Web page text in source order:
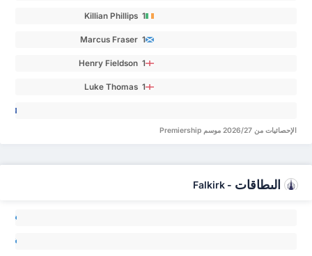
Killian Phillips 1
Marcus Fraser 1
Henry Fieldson 1
Luke Thomas 1
الإحصائيات من 2026/27 موسم Premiership
البطاقات -
Falkirk